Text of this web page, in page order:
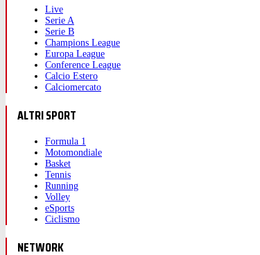
Live
Serie A
Serie B
Champions League
Europa League
Conference League
Calcio Estero
Calciomercato
ALTRI SPORT
Formula 1
Motomondiale
Basket
Tennis
Running
Volley
eSports
Ciclismo
NETWORK